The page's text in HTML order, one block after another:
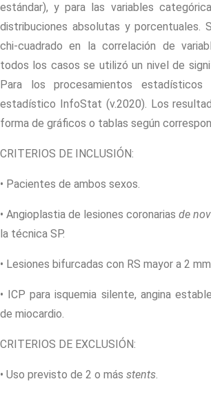
estándar), y para las variables
distribuciones absolutas y
chi-cuadrado en la correlación de
todos los casos se utilizó un nivel de
Para los procesamientos
estadístico InfoStat (v.2020). Los
forma de gráficos o tablas según
CRITERIOS DE INCLUSIÓN:
• Pacientes de ambos sexos.
• Angioplastia de lesiones coronarias de
la técnica SP.
• Lesiones bifurcadas con RS mayor a 2
• ICP para isquemia silente, angina
de miocardio.
CRITERIOS DE EXCLUSIÓN:
• Uso previsto de 2 o más stents.